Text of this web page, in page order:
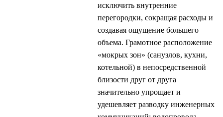
исключить внутренние
перегородки, сокращая расходы и
создавая ощущение большего
объема. Грамотное расположение
«мокрых зон» (санузлов, кухни,
котельной) в непосредственной
близости друг от друга
значительно упрощает и
удешевляет разводку инженерных